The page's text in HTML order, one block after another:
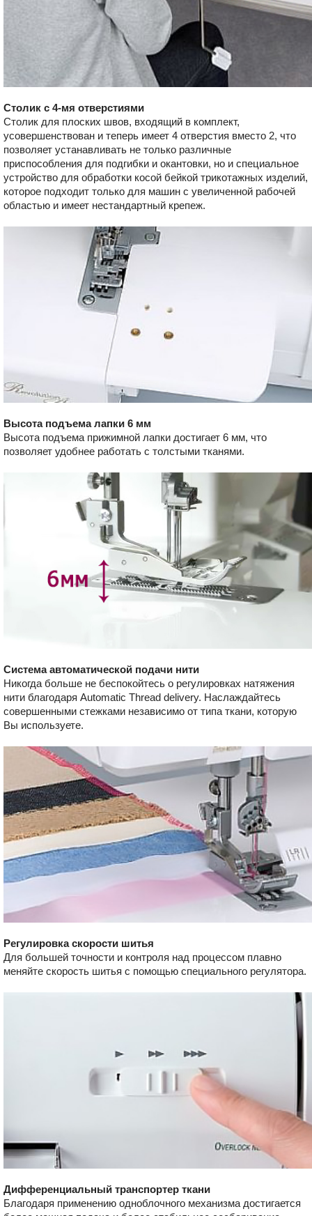
Столик с 4-мя отверстиями
Столик для плоских швов, входящий в комплект,
усовершенствован и теперь имеет 4 отверстия вместо 2, что
позволяет устанавливать не только различные
приспособления для подгибки и окантовки, но и специальное
устройство для обработки косой бейкой трикотажных изделий,
которое подходит только для машин с увеличенной рабочей
областью и имеет нестандартный крепеж.
Высота подъема лапки 6 мм
Высота подъема прижимной лапки достигает 6 мм, что
позволяет удобнее работать с толстыми тканями.
Система автоматической подачи нити
Никогда больше не беспокойтесь о регулировках натяжения
нити благодаря Automatic Thread delivery. Наслаждайтесь
совершенными стежками независимо от типа ткани, которую
Вы используете.
Регулировка скорости шитья
Для большей точности и контроля над процессом плавно
меняйте скорость шитья с помощью специального регулятора.
Дифференциальный транспортер ткани
Благодаря применению одноблочного механизма достигается